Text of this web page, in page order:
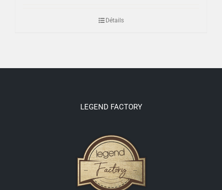
Détails
LEGEND FACTORY